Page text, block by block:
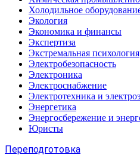
Холодильное
Экология
Экономика и финансы
Экспертиза
Экстремальная психология
Электробезопасность
Электроника
Электроснабжение
Электротехника и
Энергетика
Энергосбережение и
Юристы
Переподготовка